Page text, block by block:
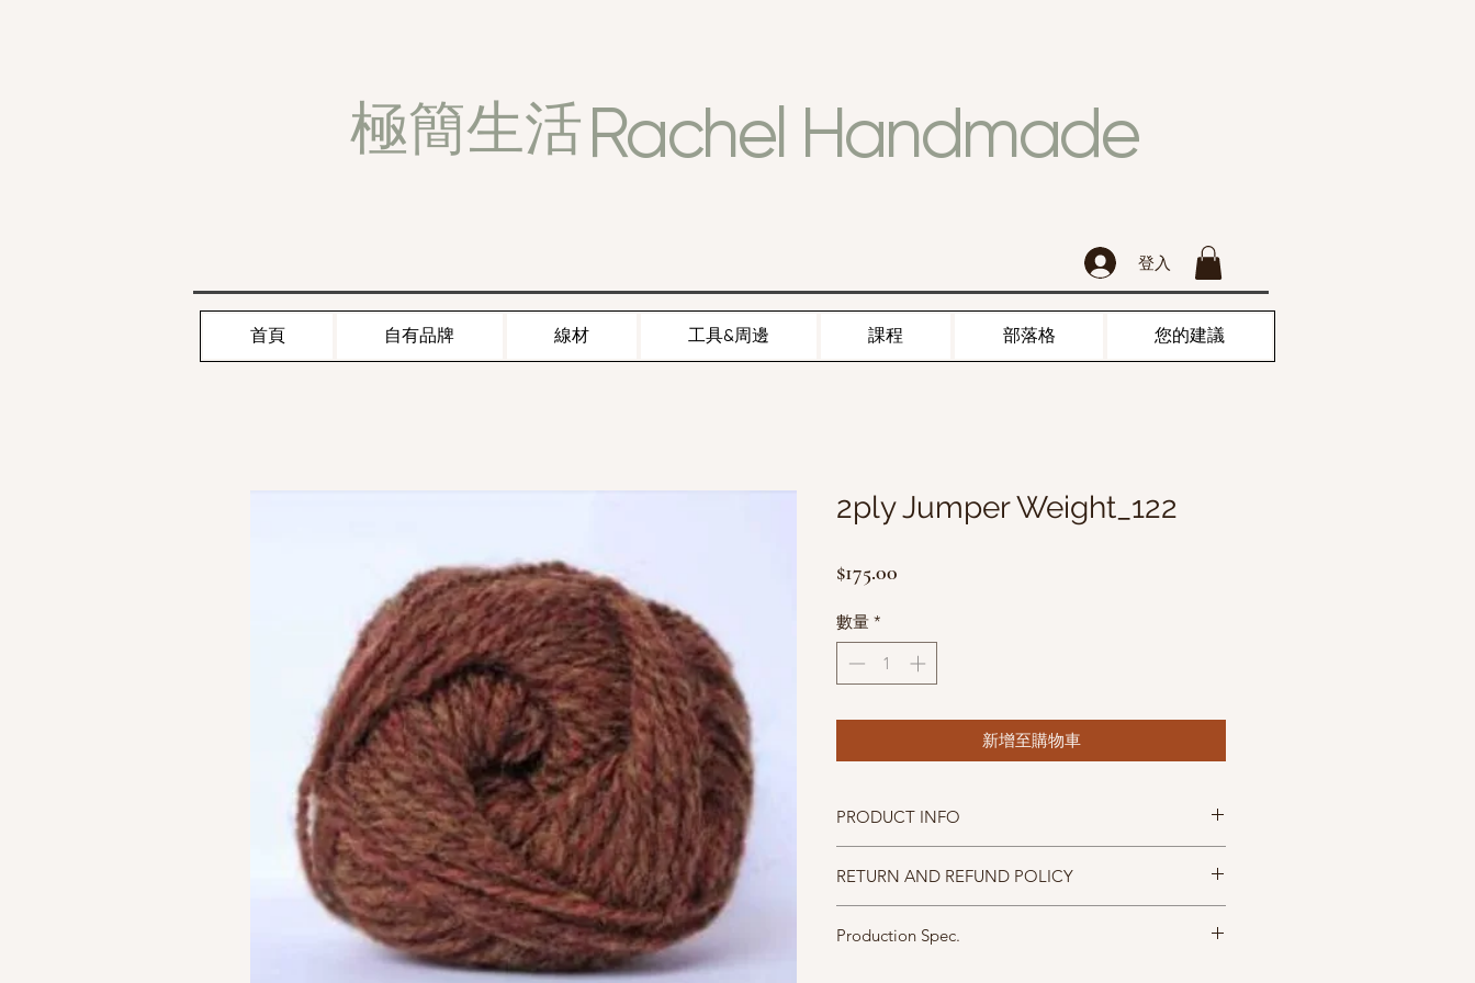
極簡生活Rachel Handmade
登入
首頁 自有品牌 線材 工具&周邊 課程 部落格 您的建議
2ply Jumper Weight_122
$175.00
數量 *
新增至購物車
PRODUCT INFO
碼重25g(0.85oz) approx. 115m(125 yds)
RETURN AND REFUND POLICY
仔細斟酌，因數量有限，售出後無法退換，敬請見諒。
Production Spec.